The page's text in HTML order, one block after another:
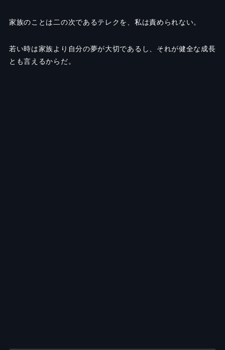
家族のことは二の次であるテレクを、私は責められない。
若い時は家族より自分の夢が大切であるし、それが健全な成長
とも言えるからだ。